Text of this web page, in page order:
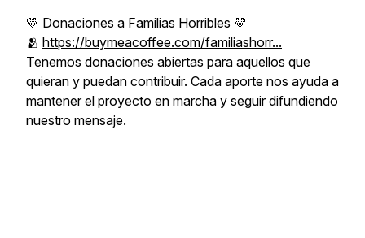
💛 Donaciones a Familias Horribles 💛
🫂 https://buymeacoffee.com/familiashorr...
Tenemos donaciones abiertas para aquellos que
quieran y puedan contribuir. Cada aporte nos ayuda a
mantener el proyecto en marcha y seguir difundiendo
nuestro mensaje.